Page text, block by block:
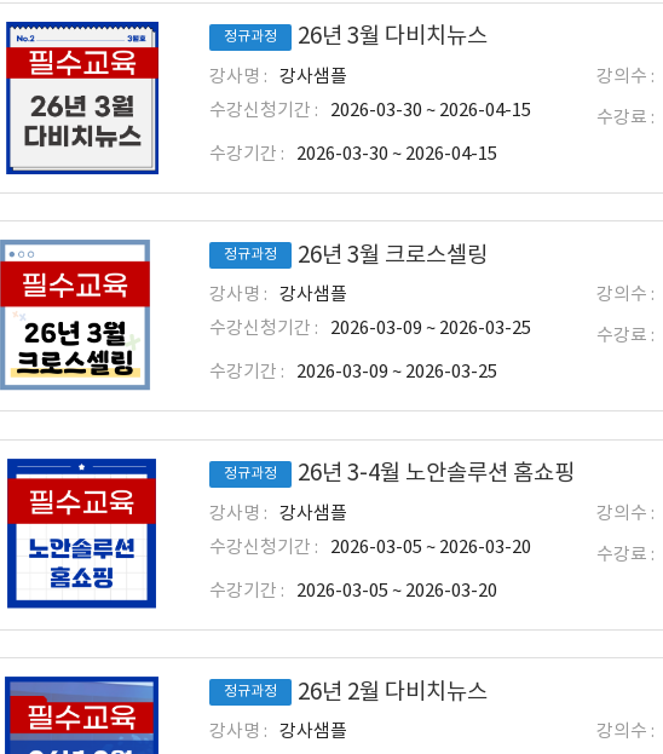
정규과정 26년 3월 다비치뉴스
강사명 : 강사샘플 강의수 :
수강신청기간 :
2026-03-30 ~ 2026-04-15 수강료 :
수강기간 : 2026-03-30 ~ 2026-04-15
정규과정 26년 3월 크로스셀링
강사명 : 강사샘플 강의수 :
수강신청기간 :
2026-03-09 ~ 2026-03-25 수강료 :
수강기간 : 2026-03-09 ~ 2026-03-25
정규과정 26년 3-4월 노안솔루션 홈쇼핑
강사명 : 강사샘플 강의수 :
수강신청기간 :
2026-03-05 ~ 2026-03-20 수강료 :
수강기간 : 2026-03-05 ~ 2026-03-20
정규과정 26년 2월 다비치뉴스
강사명 : 강사샘플 강의수 :